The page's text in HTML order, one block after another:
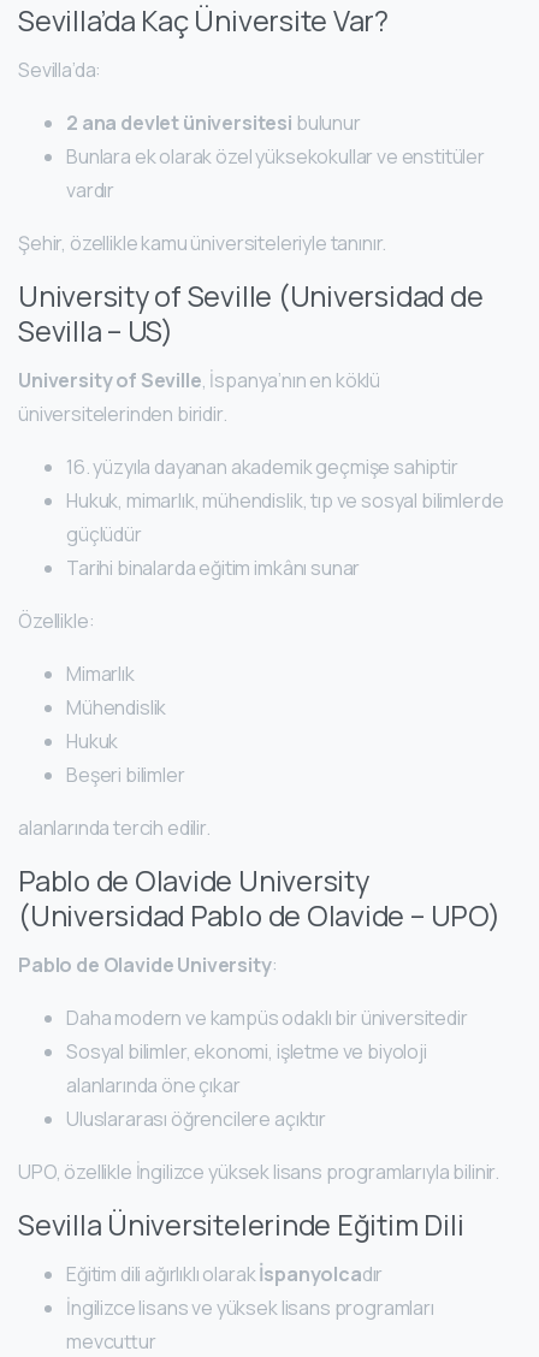
Sevilla’da Kaç Üniversite Var?
Sevilla’da:
2 ana devlet üniversitesi bulunur
Bunlara ek olarak özel yüksekokullar ve enstitüler
vardır
Şehir, özellikle kamu üniversiteleriyle tanınır.
University of Seville (Universidad de
Sevilla – US)
University of Seville, İspanya’nın en köklü
üniversitelerinden biridir.
16. yüzyıla dayanan akademik geçmişe sahiptir
Hukuk, mimarlık, mühendislik, tıp ve sosyal bilimlerde
güçlüdür
Tarihi binalarda eğitim imkânı sunar
Özellikle:
Mimarlık
Mühendislik
Hukuk
Beşeri bilimler
alanlarında tercih edilir.
Pablo de Olavide University
(Universidad Pablo de Olavide – UPO)
Pablo de Olavide University:
Daha modern ve kampüs odaklı bir üniversitedir
Sosyal bilimler, ekonomi, işletme ve biyoloji
alanlarında öne çıkar
Uluslararası öğrencilere açıktır
UPO, özellikle İngilizce yüksek lisans programlarıyla bilinir.
Sevilla Üniversitelerinde Eğitim Dili
Eğitim dili ağırlıklı olarakİspanyolcadır
İngilizce lisans ve yüksek lisans programları
mevcuttur